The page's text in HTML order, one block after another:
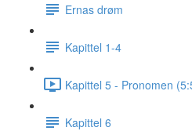
Ernas drøm
Kapittel 1-4
Kapittel 5 - Pronomen
Kapittel 6